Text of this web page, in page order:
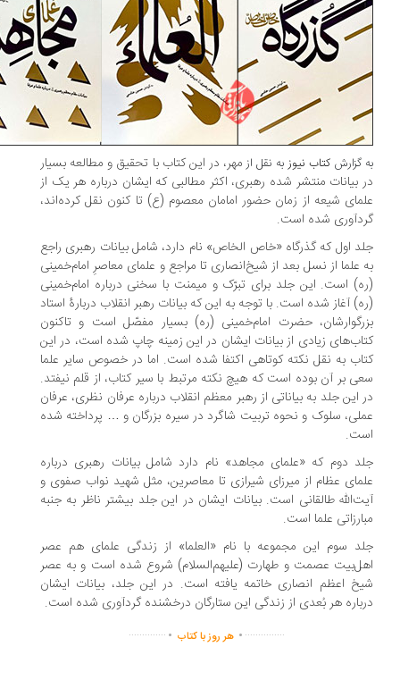
گزارش کتاب نیوز به نقل ازمهر، در این کتاب با تحقیق و مطالعه بسیار
بیانات منتشر شده رهبری، اکثر مطالبی که ایشان درباره هر یک از
شیعه از زمان حضور امامان معصوم (ع) تا کنون نقل کرده‌اند،
شده است.
اول که گذرگاه «خاص الخاص» نام دارد، شامل بیانات رهبری راجع
علما از نسل بعد از شیخ‌انصاری تا مراجع و علمای معاصرِ امام‌خمینی
است. این جلد برای تبرّک و میمنت با سخنی درباره امام‌خمینی
آغاز شده است. با توجه به این که بیانات رهبر انقلاب دربارۀ استاد
حضرت امام‌خمینی (ره) بسیار مفصّل است و تاکنون
زیادی از بیانات ایشان در این زمینه چاپ شده است، در این
به نقل نکته کوتاهی اکتفا شده است. اما در خصوص سایر علما
بر آن بوده است که هیچ نکته مرتبط با سیر کتاب، از قلم نیفتد.
این جلد به بیاناتی از رهبر معظم انقلاب درباره عرفان نظری، عرفان
سلوک و نحوه تربیت شاگرد در سیره بزرگان و … پرداخته شده
دوم که «علمای مجاهد» نام دارد شامل بیانات رهبری درباره
عظام از میرزای شیرازی تا معاصرین، مثل شهید نواب صفوی و
طالقانی است. بیانات ایشان در این جلد بیشتر ناظر به جنبه
علما است.
سوم این مجموعه با نام «العلما» از زندگی علمای هم عصر
عصمت و طهارت (علیهم‌السلام) شروع شده است و به عصر
اعظم انصاری خاتمه یافته است. در این جلد، بیانات ایشان
هر بُعدی از زندگی این ستارگان درخشنده گردآوری شده است.
...............
. هر روز با کتاب.
..............